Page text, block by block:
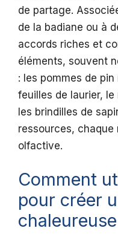
de partage.
de la badiane ou à
accords riches et
éléments, souvent
: les pommes de
feuilles de laurier, le
les brindilles de
ressources,
olfactive.
Comment
pour créer